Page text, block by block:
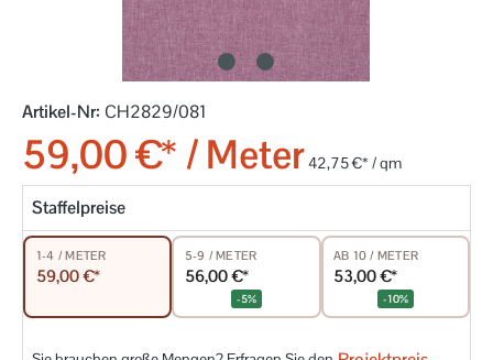
Artikel-Nr: CH2829/081
59,00 €* / Meter42,75 €* / qm
Staffelpreise
1-4 / METER
59,00 €*
5-9 / METER
56,00 €*
-5%
AB 10 / METER
53,00 €*
-10%